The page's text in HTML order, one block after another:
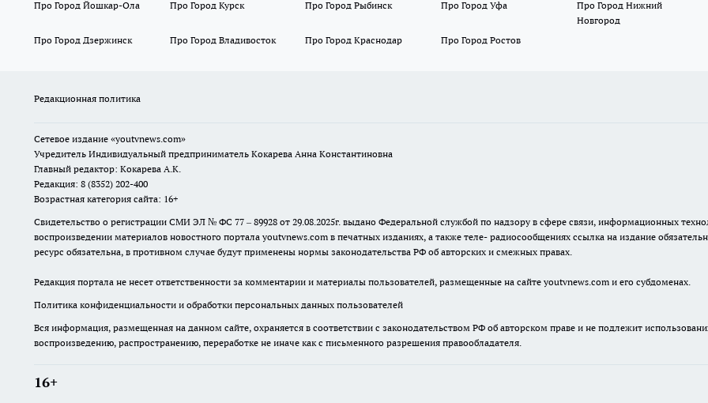
Про Город Йошкар-Ола
Про Город Курск Про Город Рыбинск Про Город Уфа
Про Город Нижний
Новгород
Про Город Дзержинск
Про Город Владивосток Про Город Краснодар Про Город Ростов
Редакционная политика
Сетевое издание «youtvnews.com»
Учредитель Индивидуальный предприниматель Кокарева Анна Константиновна
Главный редактор: Кокарева А.К.
Редакция: 8 (8352) 202-400
Возрастная категория сайта: 16+
Свидетельство о регистрации СМИ ЭЛ № ФС 77 – 89928 от 29.08.2025г. выдано Федеральной службой по надзору в сфере связи, информационных
воспроизведении материалов новостного портала youtvnews.com в печатных изданиях, а также теле- радиосообщениях ссылка на издание
ресурс обязательна, в противном случае будут применены нормы законодательства РФ об авторских и смежных правах.
Редакция портала не несет ответственности за комментарии и материалы пользователей, размещенные на сайте youtvnews.com и его субдоменах.
Политика конфиденциальности и обработки персональных данных пользователей
Вся информация, размещенная на данном сайте, охраняется в соответствии с законодательством РФ об авторском праве и не подлежит
воспроизведению, распространению, переработке не иначе как с письменного разрешения правообладателя.
16+